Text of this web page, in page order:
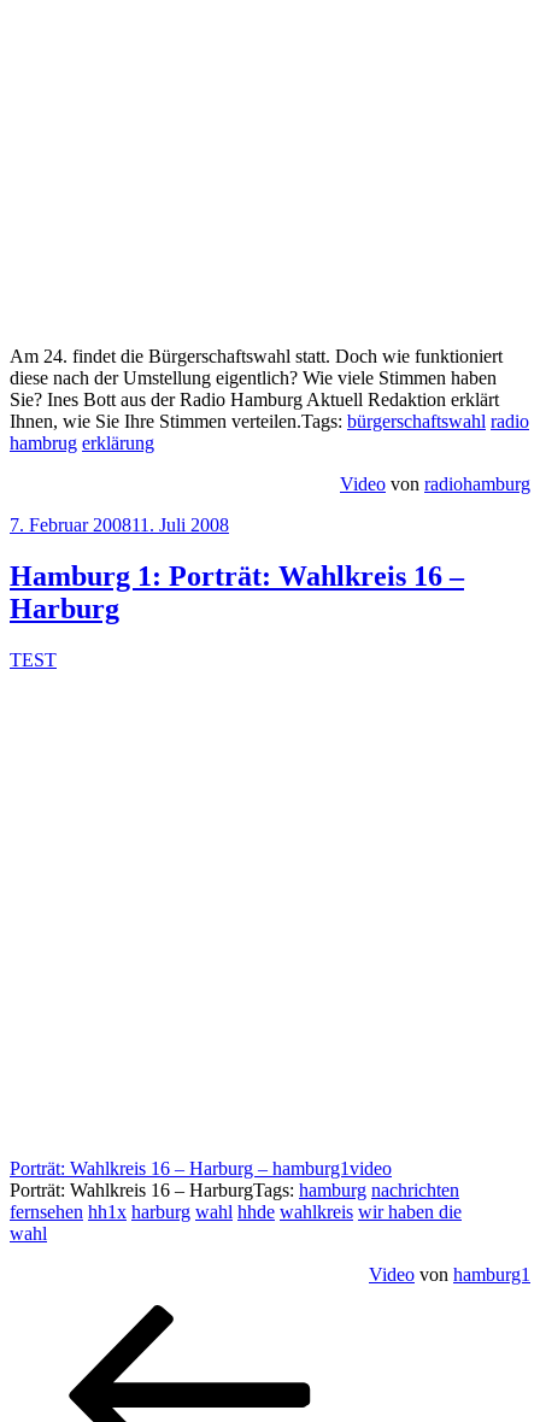
Am 24. findet die Bürgerschaftswahl statt. Doch wie funktioniert
diese nach der Umstellung eigentlich? Wie viele Stimmen haben
Sie? Ines Bott aus der Radio Hamburg Aktuell Redaktion erklärt
Ihnen, wie Sie Ihre Stimmen verteilen.Tags: bürgerschaftswahl radio
hambrug erklärung
Video von radiohamburg
Veröffentlicht
7. Februar 200811. Juli 2008
Hamburg 1: Porträt: Wahlkreis 16 –
Harburg
TEST
Porträt: Wahlkreis 16 – Harburg – hamburg1video
Porträt: Wahlkreis 16 – HarburgTags: hamburg nachrichten
fernsehen hh1x harburg wahl hhde wahlkreis wir haben die
wahl
Video von hamburg1
Seitennummerierung
Beiträge